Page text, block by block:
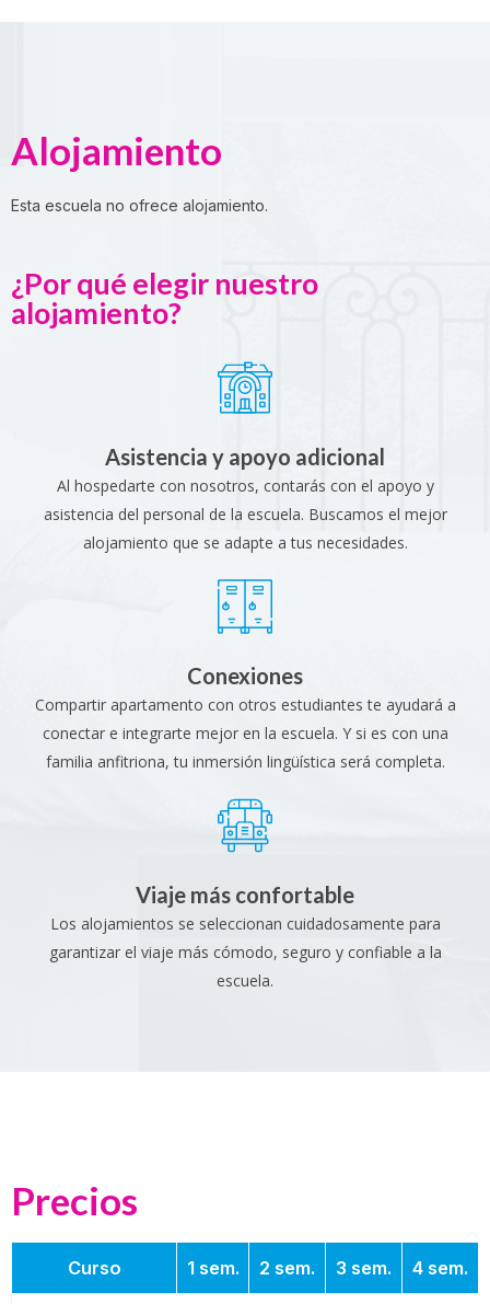
Alojamiento
Esta escuela no ofrece alojamiento.
¿Por qué elegir nuestro
alojamiento?
Asistencia y apoyo adicional
Al hospedarte con nosotros, contarás con el apoyo y
asistencia del personal de la escuela. Buscamos el mejor
alojamiento que se adapte a tus necesidades.
Conexiones
Compartir apartamento con otros estudiantes te ayudará a
conectar e integrarte mejor en la escuela. Y si es con una
familia anfitriona, tu inmersión lingüística será completa.
Viaje más confortable
Los alojamientos se seleccionan cuidadosamente para
garantizar el viaje más cómodo, seguro y confiable a la
escuela.
Precios
Curso 1 sem. 2 sem. 3 sem. 4 sem.